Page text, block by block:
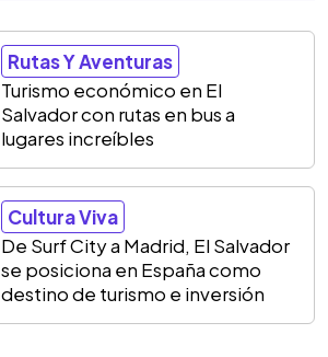
Rutas Y Aventuras
Turismo económico en El
Salvador con rutas en bus a
lugares increíbles
Cultura Viva
De Surf City a Madrid, El Salvador
se posiciona en España como
destino de turismo e inversión